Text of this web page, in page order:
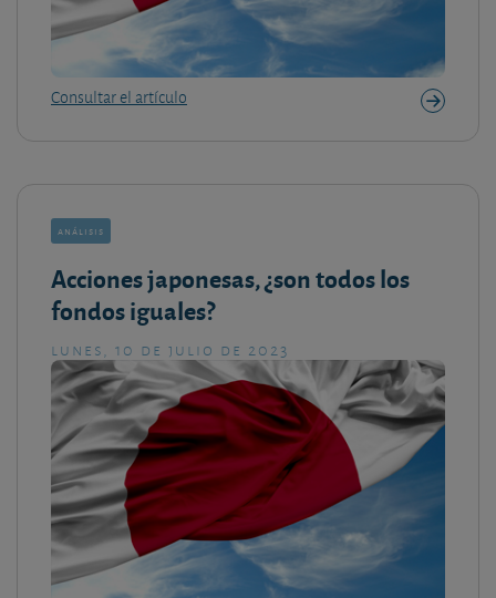
Consultar el artículo
análisis
Acciones japonesas, ¿son todos los
fondos iguales?
lunes, 10 de julio de 2023